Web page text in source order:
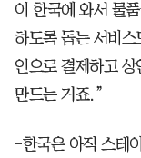
이 한국에 와서 물
하도록 돕는 서비
인으로 결제하고 상
만드는 거죠.”
-한국은 아직 스테